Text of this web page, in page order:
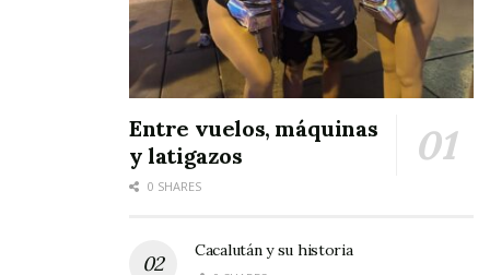
Entre vuelos, máquinas
y latigazos
0 SHARES
Cacalután y su historia